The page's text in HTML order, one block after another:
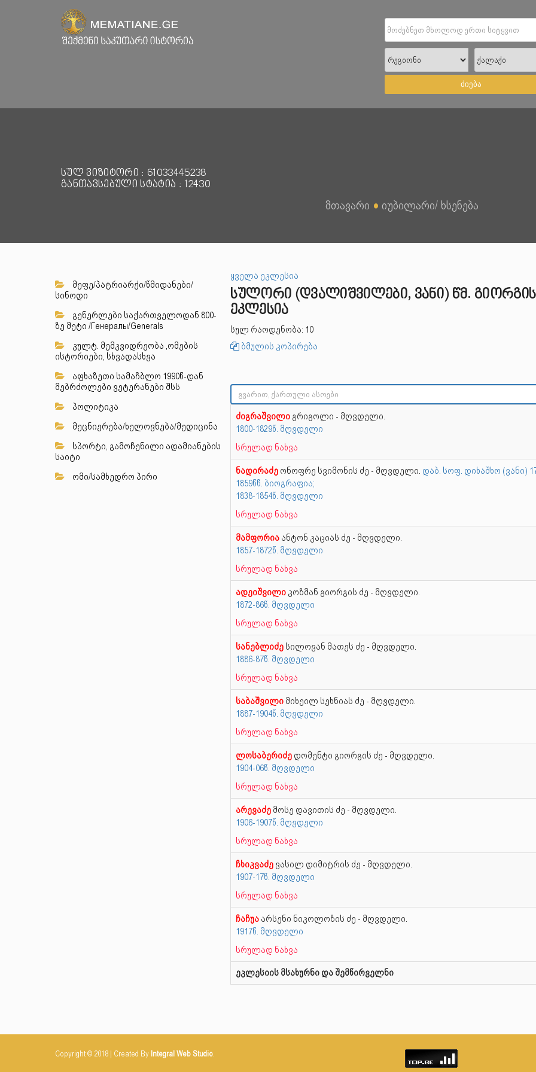
ძიება
სულ ვიზიტორი : 61033445238
განთავსებული სტატია : 12430
მთავარი ● იუბილარი/ ხსენება
მეფე/პატრიარქი/წმიდანები/
სინოდი
გენერლები საქართველოდან 800-
ზე მეტი /Генералы/Generals
კულტ. მემკვიდრეობა ,ომების
ისტორიები, სხვადასხვა
აფხაზეთი სამაჩბლო 1990წ-დან
მებრძოლები ვეტერანები შსს
პოლიტიკა
მეცნიერება/ხელოვნება/მედიცინა
სპორტი, გამოჩენილი ადამიანების
საიტი
ომი/სამხედრო პირი
ყველა ეკლესია
სულორი (დვალიშვილები, ვანი) წმ. გიორგის
ეკლესია
სულ რაოდენობა: 10
ბმულის კოპირება
ძიგრაშვილიგრიგოლი - მღვდელი.
1800-1829წ. მღვდელი
სრულად ნახვა
ნადირაძეონოფრე სვიმონის ძე - მღვდელი. დაბ. სოფ. დიხაშხო (ვანი)
1859წწ. ბიოგრაფია;
1838-1854წ. მღვდელი
სრულად ნახვა
მამფორიაანტონ კაციას ძე - მღვდელი.
1857-1872წ. მღვდელი
სრულად ნახვა
ადეიშვილიკოზმან გიორგის ძე - მღვდელი.
1872-86წ. მღვდელი
სრულად ნახვა
სანებლიძესილოვან მათეს ძე - მღვდელი.
1886-87წ. მღვდელი
სრულად ნახვა
საბაშვილიმიხეილ სეხნიას ძე - მღვდელი.
1887-1904წ. მღვდელი
სრულად ნახვა
ლოსაბერიძედომენტი გიორგის ძე - მღვდელი.
1904-06წ. მღვდელი
სრულად ნახვა
არევაძემოსე დავითის ძე - მღვდელი.
1906-1907წ. მღვდელი
სრულად ნახვა
ჩხიკვაძე ვასილ დიმიტრის ძე - მღვდელი.
1907-17წ. მღვდელი
სრულად ნახვა
ჩაჩუაარსენი ნიკოლოზის ძე - მღვდელი.
1917წ. მღვდელი
სრულად ნახვა
ეკლესიის მსახურნი და შემწირველნი
Copyright © 2018 | Created By Integral Web Studio.